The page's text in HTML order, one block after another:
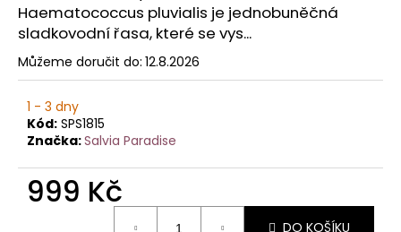
Haematococcus pluvialis je jednobuněčná
sladkovodní řasa, které se vys...
Můžeme doručit do: 12.8.2026
1 - 3 dny
Kód: SPS1815
Značka:Salvia Paradise
999 Kč
DO KOŠÍKU
HLEDAT
D
o
p
o
r
u